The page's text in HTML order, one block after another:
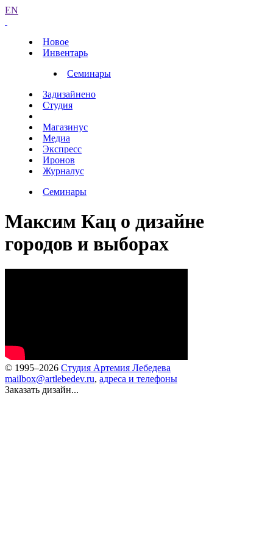
EN
Новое
Инвентарь
Семинары
Задизайнено
Студия
Магазинус
Медиа
Экспресс
Иронов
Журналус
Семинары
Максим Кац о дизайне
городов и выборах
© 1995–2026 Студия Артемия Лебедева
mailbox@artlebedev.ru, адреса и телефоны
Заказать дизайн...